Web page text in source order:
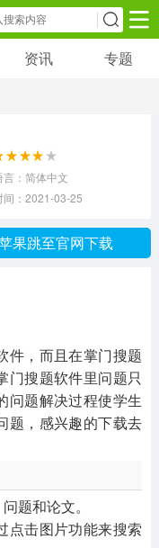
学习教育
综合其他
资讯 专题
言：简体中文
间：2021-03-25 01:33:30
果跳至官网下载
件，而且在掌门搜题
门搜题软件里问题只
问题解决过程使学生
题，感兴趣的下载去
题和论文。
点击图片功能来搜索